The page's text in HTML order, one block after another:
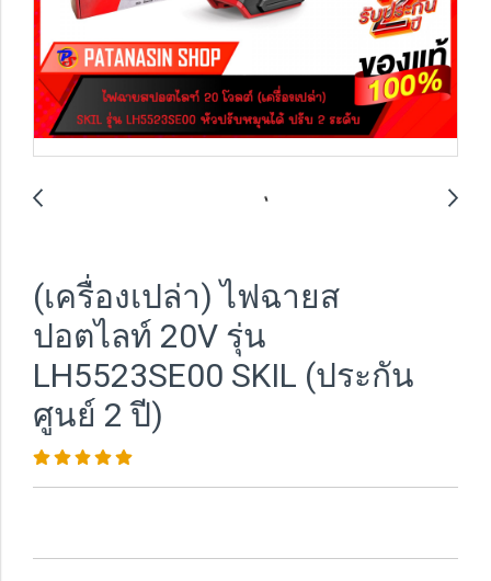
(เครื่องเปล่า) ไฟฉายส
ปอตไลท์ 20V รุ่น
LH5523SE00 SKIL (ประกัน
ศูนย์ 2 ปี)